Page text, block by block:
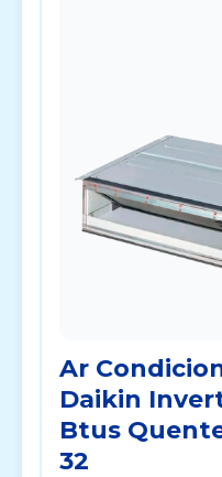
Ar
Daikin
Btus
32